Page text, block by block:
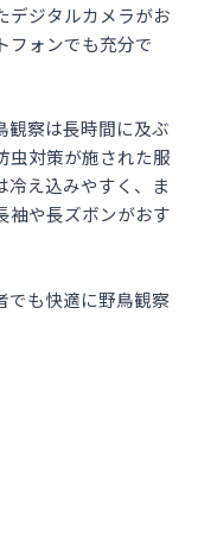
デジタルカメラがお
フォンでも充分で
観察は長時間に及ぶ
虫対策が施された服
冷え込みやすく、ま
袖や長ズボンがおす
でも快適に野鳥観察